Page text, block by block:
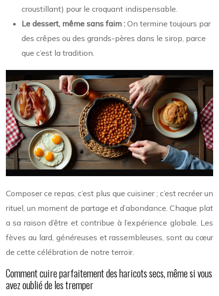
croustillant) pour le croquant indispensable.
Le dessert, même sans faim : On termine toujours par
des crêpes ou des grands-pères dans le sirop, parce
que c’est la tradition.
Composer ce repas, c’est plus que cuisiner ; c’est recréer un
rituel, un moment de partage et d’abondance. Chaque plat
a sa raison d’être et contribue à l’expérience globale. Les
fèves au lard, généreuses et rassembleuses, sont au cœur
de cette célébration de notre terroir.
Comment cuire parfaitement des haricots secs, même si vous
avez oublié de les tremper